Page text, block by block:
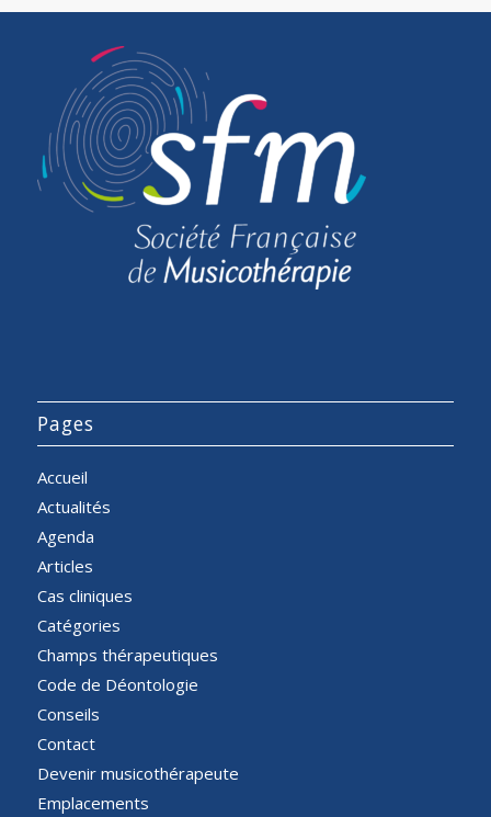
Pages
Accueil
Actualités
Agenda
Articles
Cas cliniques
Catégories
Champs thérapeutiques
Code de Déontologie
Conseils
Contact
Devenir musicothérapeute
Emplacements